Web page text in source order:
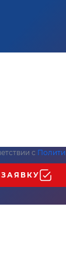
с